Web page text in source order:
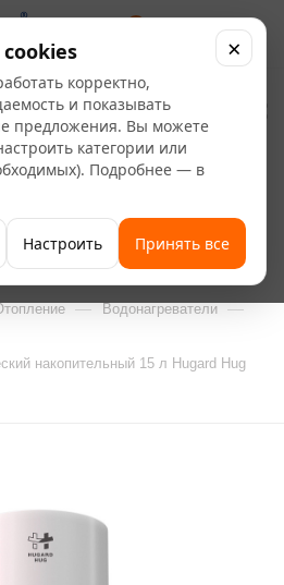
15 л
HLS 15 U
— Водонагреватели —
накопительный 15 л Hugard Hug
корректно,
и показывать
предложения. Вы можете
категории или
Подробнее — в
Настроить Принять все
×